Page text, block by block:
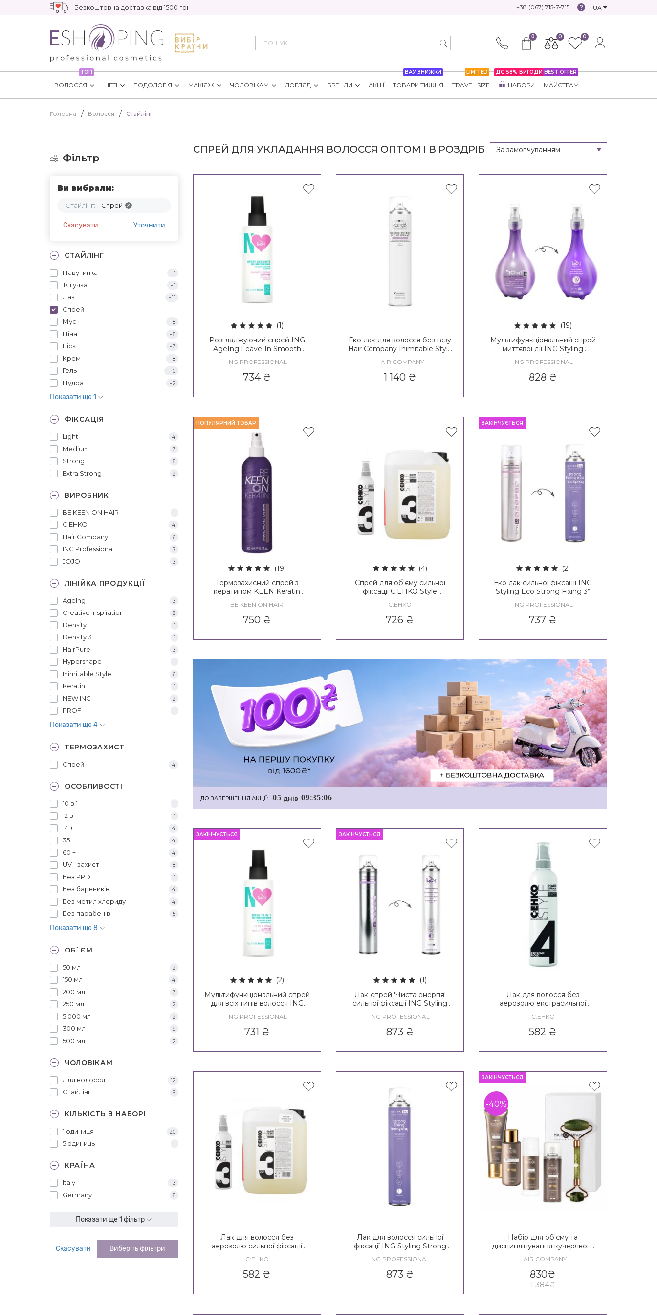
Безкоштовна доставка від 1500 грн +38 (067) 715-7-715 UA
0 0 0
ТОП
ВОЛОССЯ НІГТІ ПОДОЛОГІЯ МАКІЯЖ ЧОЛОВІКАМ ДОГЛЯД БРЕНДИ АКЦІЇ
ВАУ ЗНИЖКИ
ТОВАРИ ТИЖНЯ
LIMITED
TRAVEL SIZE
ДО 58% ВИГОДИ
НАБОРИ
BEST OFFER
МАЙСТРАМ
Головна Волосся Стайлінг
Фільтр
Ви вибрали:
Стайлінг: Спрей
Скасувати Уточнити
СТАЙЛІНГ
Павутинка +1
Тягучка +1
Лак +11
Спрей
Мус
+8
Піна +8
Віск +3
Крем +8
Гель +10
Пудра +2
Показати ще 1
ФІКСАЦІЯ
Light 4
Medium 3
Strong 8
Extra Strong 2
ВИРОБНИК
BE KEEN ON HAIR 1
C:EHKO 4
Hair Company 6
ING Professional 7
JOJO 3
ЛІНІЙКА ПРОДУКЦІЇ
AgeIng 3
Creative Inspiration 2
Density 1
Density 3 1
HairPure 3
Hypershape 1
Inimitable Style 6
Keratin 1
NEW ING 2
PROF 1
Показати ще 4
ТЕРМОЗАХИСТ
Спрей 4
ОСОБЛИВОСТІ
10 в 1 1
12 в 1 1
14 + 4
35 + 4
60 + 4
UV - захист 8
Без PPD 1
Без барвників 4
Без метил хлориду 4
Без парабенів 5
Показати ще 8
ОБ`ЄМ
50 мл 2
150 мл 4
200 мл 3
250 мл 2
5 000 мл 2
300 мл 9
500 мл 2
ЧОЛОВІКАМ
Для волосся 12
Стайлінг 9
КІЛЬКІСТЬ В НАБОРІ
1 одиниця 20
5 одиниць 1
КРАЇНА
Italy 13
Germany 8
Показати ще 1 фільтр
Скасувати Виберіть фільтри
СПРЕЙ ДЛЯ УКЛАДАННЯ ВОЛОССЯ ОПТОМ І В РОЗДРІБ
(1)
Розгладжуючий спрей ING
AgeIng Leave-In Smooth
ING PROFESSIONAL
734₴
Еко-лак для волосся без газу
Hair Company Inimitable Style
Hypershape High Definition
Eco-Hairspray No Gas
HAIR COMPANY
1 140 ₴
(19)
Мультифункціональний спрей
миттєвої дії ING Styling
ING PROFESSIONAL
828 ₴
ПОПУЛЯРНИЙ ТОВАР
(19)
Термозахисний спрей з
кератином KEEN Keratin
BE KEEN ON HAIR
750 ₴
(4)
Спрей для об'єму сильної
фіксації C:EHKO Style
C:EHKO
726 ₴
ЗАКІНЧУЄТЬСЯ
(2)
Еко-лак сильної фіксації ING
Styling Eco Strong Fixing 3*
ING PROFESSIONAL
737 ₴
ДО ЗАВЕРШЕННЯ АКЦІЇ: 05 днiв 09:35:05
ЗАКІНЧУЄТЬСЯ
(2)
Мультифункціональний спрей
для всіх типів волосся ING
All Over Hair
ING PROFESSIONAL
731 ₴
ЗАКІНЧУЄТЬСЯ
(1)
Лак-спрей 'Чиста енергія'
сильної фіксації ING Styling
ING PROFESSIONAL
873 ₴
Лак для волосся без
аерозолю екстрасильної
Hair Spray Non Aerosol 4*
C:EHKO
582 ₴
Лак для волосся без
аерозолю сильної фіксації
Spray Non Aerosol 3*
C:EHKO
582 ₴
Лак для волосся сильної
фіксації ING Styling Strong
ING PROFESSIONAL
873 ₴
ЗАКІНЧУЄТЬСЯ
-40%
Набір для об'єму та
дисциплінування кучерявого
Inimitable Style Density
TRAVEL MAXІ
HAIR COMPANY
830₴
1 384₴